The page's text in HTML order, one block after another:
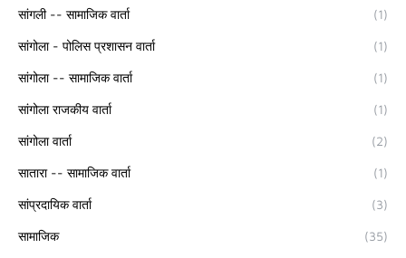
सांगली -- सामाजिक वार्ता (1)
सांगोला - पोलिस प्रशासन वार्ता (1)
सांगोला -- सामाजिक वार्ता (1)
सांगोला राजकीय वार्ता (1)
सांगोला वार्ता (2)
सातारा -- सामाजिक वार्ता (1)
सांप्रदायिक वार्ता (3)
सामाजिक (35)